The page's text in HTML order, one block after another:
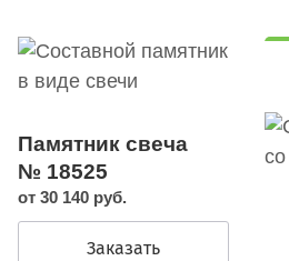
Памятник свеча
№ 18525
от 30 140 руб.
Заказать